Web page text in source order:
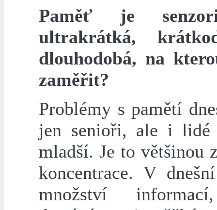
Paměť je
ultrakrátká,
dlouhodobá, na
zaměřit?
Problémy s pamětí
jen senioři, ale i
mladší. Je to většinou
koncentrace. V
množství